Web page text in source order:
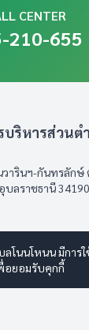
CENTER
210-655
บริหารส่วน
ารินฯ-กันทรลักษ์
บลราชธานี
โนนโหนน มีการ
อยอมรับคุกกี้